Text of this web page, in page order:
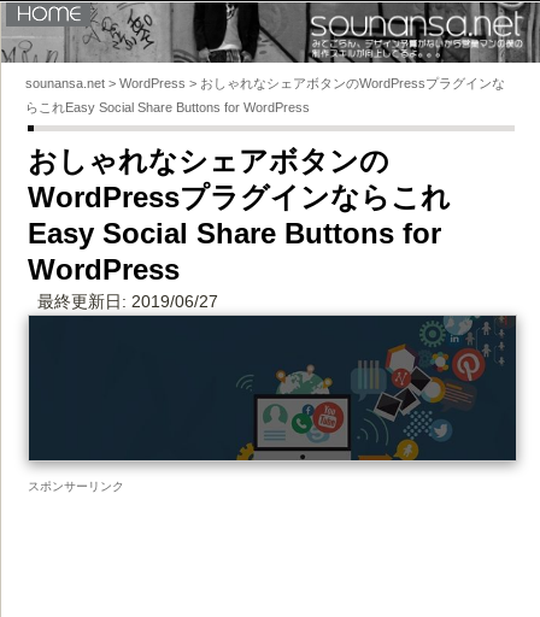
HOME
sounansa.net
sounansa.net > WordPress > おしゃれなシェアボタンのWordPressプラグインな
らこれEasy Social Share Buttons for WordPress
おしゃれなシェアボタンの
WordPressプラグインならこれ
Easy Social Share Buttons for
WordPress
最終更新日: 2019/06/27
スポンサーリンク